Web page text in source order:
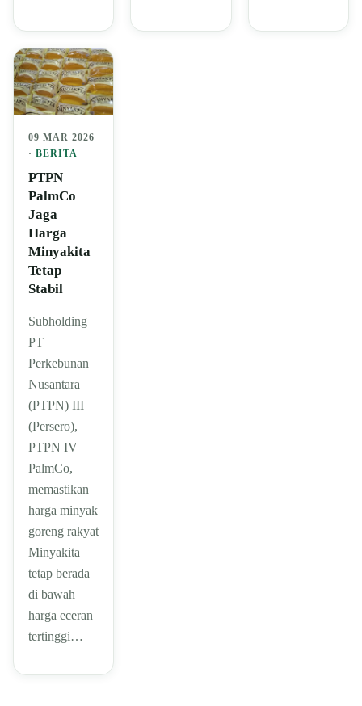
09 MAR 2026
· BERITA
PTPN
PalmCo
Jaga
Harga
Minyakita
Tetap
Stabil
Subholding
PT
Perkebunan
Nusantara
(PTPN) III
(Persero),
PTPN IV
PalmCo,
memastikan
harga minyak
goreng rakyat
Minyakita
tetap berada
di bawah
harga eceran
tertinggi…